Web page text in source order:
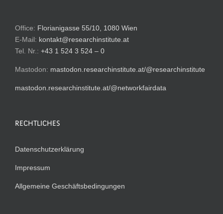
Office: Florianigasse 55/10, 1080 Wien
E-Mail: kontakt@researchinstitute.at
Tel. Nr.: +43 1 524 3 524 – 0
Mastodon: mastodon.researchinstitute.at/@researchinstitute
mastodon.researchinstitute.at/@networkfairdata
RECHTLICHES
Datenschutzerklärung
Impressum
Allgemeine Geschäftsbedingungen